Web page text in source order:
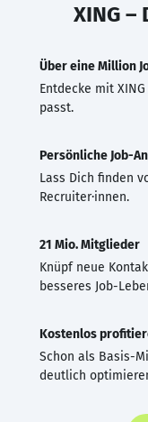
XING –
Über eine Million
Entdecke mit
passt.
Persönliche Job-
Lass Dich finden
Recruiter·innen.
21 Mio. Mitglieder
Knüpf neue
besseres Job-
Kostenlos
Schon als Basis-
deutlich